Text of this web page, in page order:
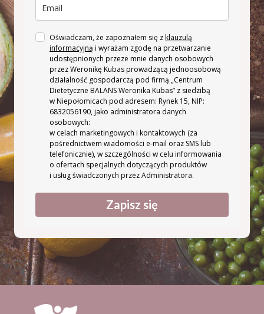
Oświadczam, że zapoznałem się zklauzulą
informacyjną i wyrażam zgodę na przetwarzanie
udostępnionych przeze mnie danych osobowych
przez Weronikę Kubas prowadzącą jednoosobową
działalność gospodarczą pod firmą „Centrum
Dietetyczne BALANS Weronika Kubas” z siedzibą
w Niepołomicach pod adresem: Rynek 15, NIP:
6832056190, jako administratora danych
osobowych:
w celach marketingowych i kontaktowych (za
pośrednictwem wiadomości e-mail oraz SMS lub
telefonicznie), w szczególności w celu informowania
o ofertach specjalnych dotyczących produktów
i usług świadczonych przez Administratora.
Zapisz się